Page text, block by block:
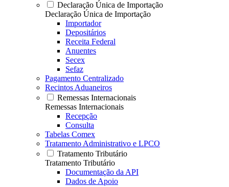
Declaração Única de Importação
Declaração Única de Importação
Importador
Depositários
Receita Federal
Anuentes
Secex
Sefaz
Pagamento Centralizado
Recintos Aduaneiros
Remessas Internacionais
Remessas Internacionais
Recepção
Consulta
Tabelas Comex
Tratamento Administrativo e LPCO
Tratamento Tributário
Tratamento Tributário
Documentação da API
Dados de Apoio